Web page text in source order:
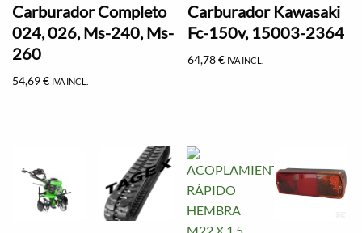
Carburador Completo
024, 026, Ms-240, Ms-
260
54,69€ IVA INCL.
Carburador Kawasaki
Fc-150v, 15003-2364
64,78€ IVA INCL.